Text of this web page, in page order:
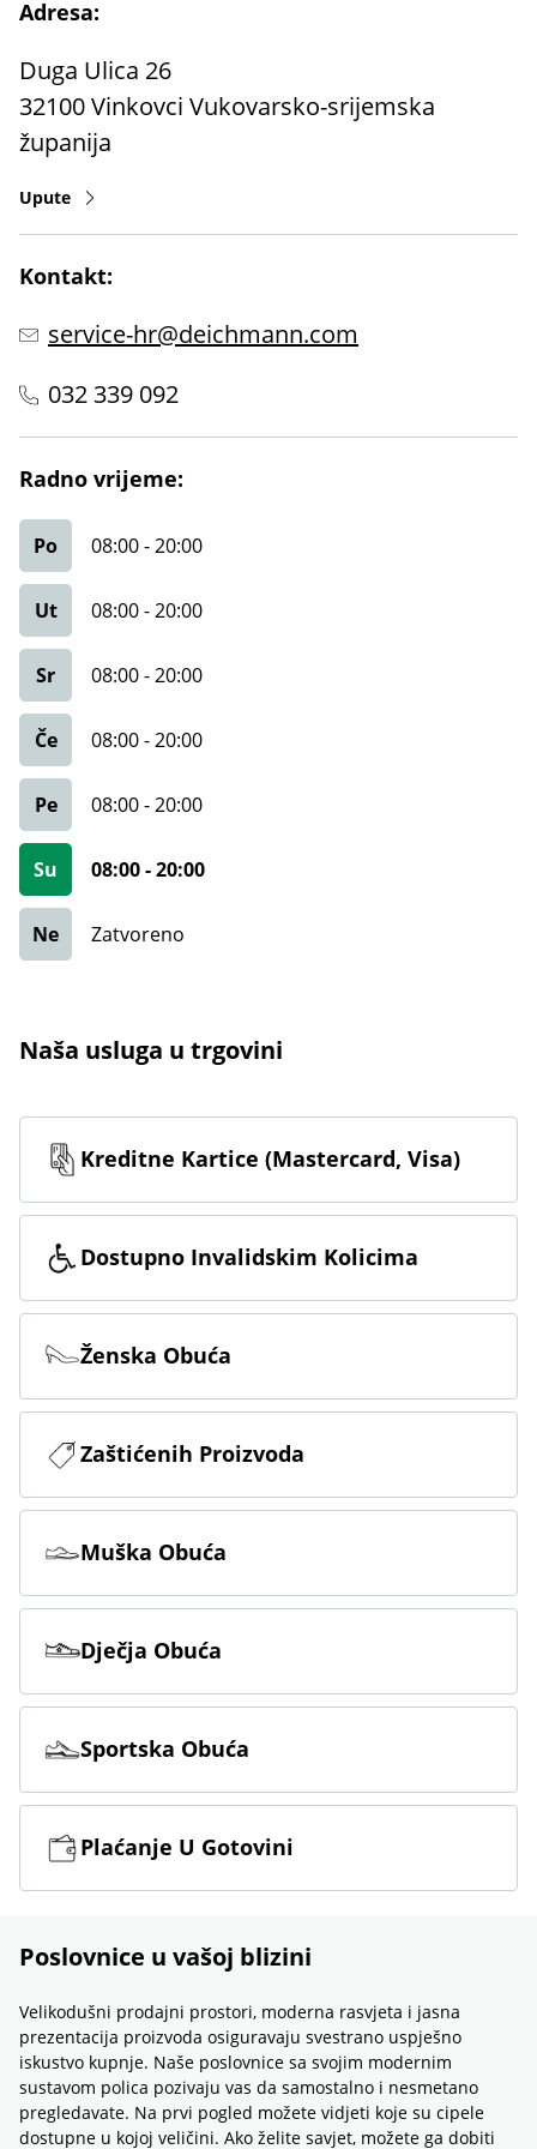
Adresa:
Duga Ulica 26
32100Vinkovci Vukovarsko-srijemska
županija
Upute
Kontakt:
service-hr@deichmann.com
032 339 092
Radno vrijeme:
Po 08:00-20:00
Ut 08:00-20:00
Sr 08:00-20:00
Če 08:00-20:00
Pe 08:00-20:00
Su 08:00-20:00
Ne Zatvoreno
Naša usluga u trgovini
Kreditne Kartice (Mastercard, Visa)
Dostupno Invalidskim Kolicima
Ženska Obuća
Zaštićenih Proizvoda
Muška Obuća
Dječja Obuća
Sportska Obuća
Plaćanje U Gotovini
Poslovnice u vašoj blizini
Velikodušni prodajni prostori, moderna rasvjeta i jasna
prezentacija proizvoda osiguravaju svestrano uspješno
iskustvo kupnje. Naše poslovnice sa svojim modernim
sustavom polica pozivaju vas da samostalno i nesmetano
pregledavate. Na prvi pogled možete vidjeti koje su cipele
dostupne u kojoj veličini. Ako želite savjet, možete ga dobiti